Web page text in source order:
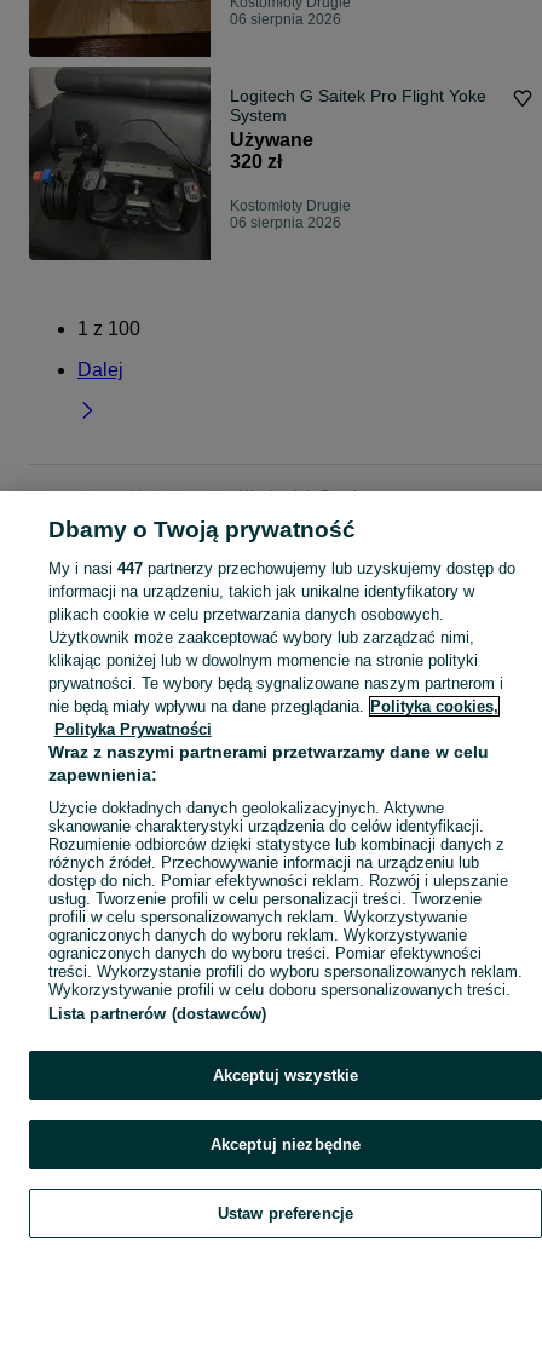
06 sierpnia 2026
Logitech G Saitek Pro Flight Yoke
System
Używane
320 zł
Kostomłoty Drugie
06 sierpnia 2026
1 z 100
Dalej
Strona główna Świętokrzyskie Kostomłoty Drugie
KATEGORIA
Skorzystaj z największego serwisu ogłoszeniowego - Kostomłoty Drugie i okolice! Kupuj to, czego pragniesz i sprzedawaj to, czego już nie potrzebujesz!
Mapa kategorii
Mapa miejscowości
Mapa ministron
Popularne wyszukiwania
Szukaj Obserwujesz Dodaj Czat Konto
Dbamy o Twoją prywatność
My i nasi 447partnerzy przechowujemy lub uzyskujemy dostęp do
informacji na urządzeniu, takich jak unikalne identyfikatory w
plikach cookie w celu przetwarzania danych osobowych.
Użytkownik może zaakceptować wybory lub zarządzać nimi,
klikając poniżej lub w dowolnym momencie na stronie polityki
prywatności. Te wybory będą sygnalizowane naszym partnerom i
nie będą miały wpływu na dane przeglądania. Polityka cookies,
Polityka Prywatności
Wraz z naszymi partnerami przetwarzamy dane w celu
zapewnienia:
Użycie dokładnych danych geolokalizacyjnych. Aktywne
skanowanie charakterystyki urządzenia do celów identyfikacji.
Rozumienie odbiorców dzięki statystyce lub kombinacji danych z
różnych źródeł. Przechowywanie informacji na urządzeniu lub
dostęp do nich. Pomiar efektywności reklam. Rozwój i ulepszanie
usług. Tworzenie profili w celu personalizacji treści. Tworzenie
profili w celu spersonalizowanych reklam. Wykorzystywanie
ograniczonych danych do wyboru reklam. Wykorzystywanie
ograniczonych danych do wyboru treści. Pomiar efektywności
treści. Wykorzystanie profili do wyboru spersonalizowanych reklam.
Wykorzystywanie profili w celu doboru spersonalizowanych treści.
Lista partnerów (dostawców)
Akceptuj wszystkie
Akceptuj niezbędne
Ustaw preferencje